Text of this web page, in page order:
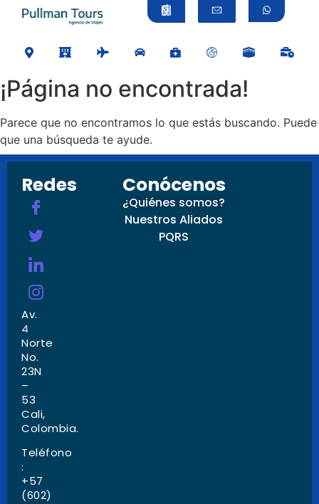
¡Página no encontrada!
Parece que no encontramos lo que estás buscando. Puede
que una búsqueda te ayude.
Redes
Av.
4
Norte
No.
23N
–
53
Cali,
Colombia.
Teléfono
:
+57
(602)
Conócenos
¿Quiénes somos?
Nuestros Aliados
PQRS